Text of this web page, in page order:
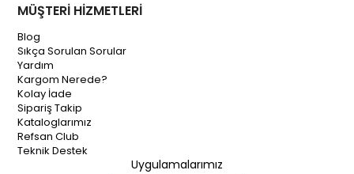
MÜŞTERİ HİZMETLERİ
Blog
Sıkça Sorulan Sorular
Yardım
Kargom Nerede?
Kolay İade
Sipariş Takip
Kataloglarımız
Refsan Club
Teknik Destek
Uygulamalarımız